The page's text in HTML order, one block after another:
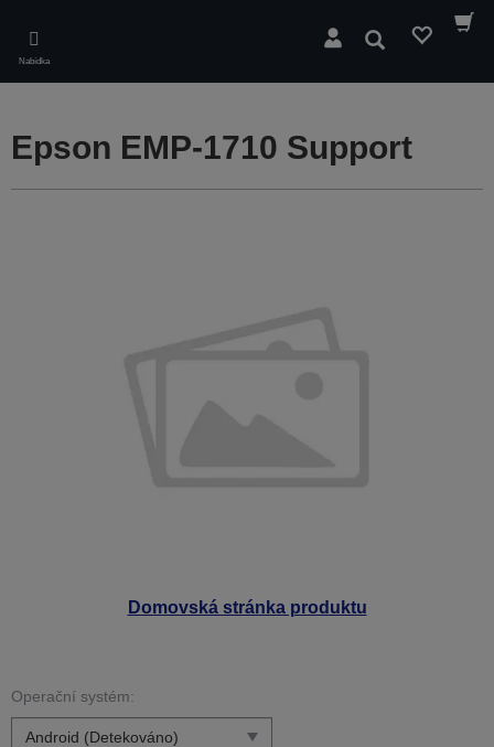
main
content
Nabídka
Hledat
Domovská stránka produktu
Epson EMP-1710 Support
Operační systém: